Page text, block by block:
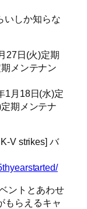
いしか知らな
27日(火)定期
メンテナン
1月18日(水)定
期メンテナ
V strikes] バ
ントとあわせ
もらえるキャ